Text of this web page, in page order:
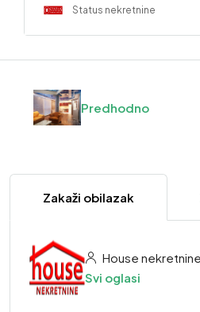
Status nekretnine
Predhodno
Zakaži obilazak
House nekretnine
Svi oglasi